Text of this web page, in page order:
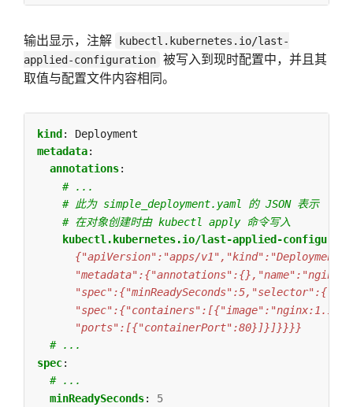
输出显示，注解
kubectl.kubernetes.io/last-
applied-configuration 被写入到现时配置中，并且其
取值与配置文件内容相同。
kind :
Deployment
metadata:
annotations:
# ...
# 此为 simple_deployment.yaml 的 JSON 表示
# 在对象创建时由 kubectl apply 命令写入
kubectl.kubernetes.io/last-applied-
      "ports":[{"containerPort":80}]}]}}}}
# ...
spec:
# ...
minReadySeconds:
5